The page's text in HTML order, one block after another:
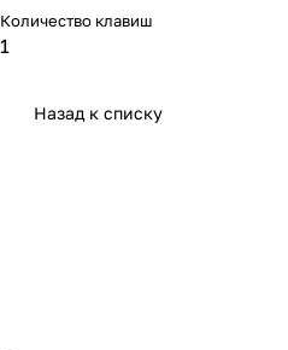
Количество клавиш
1
Назад к списку